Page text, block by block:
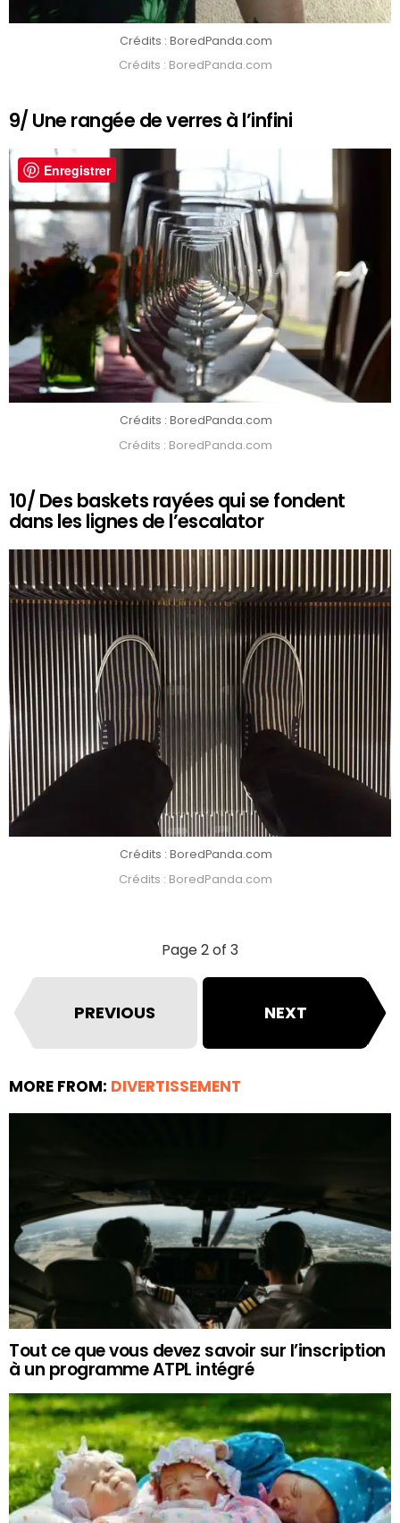
Crédits : BoredPanda.com
Crédits : BoredPanda.com
9/ Une rangée de verres à l’infini
Crédits : BoredPanda.com
Crédits : BoredPanda.com
10/ Des baskets rayées qui se fondent
dans les lignes de l’escalator
Crédits : BoredPanda.com
Crédits : BoredPanda.com
Page 2 of 3
PREVIOUS NEXT
MORE FROM: DIVERTISSEMENT
Tout ce que vous devez savoir sur l’inscription
à un programme ATPL intégré
Enregistrer